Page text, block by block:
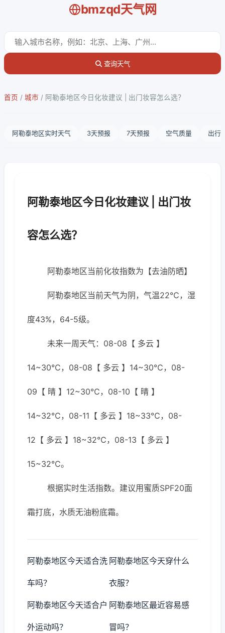
bmzqd天气网
查询天气
首页 / 城市 / 阿勒泰地区今日化妆建议 | 出门妆容怎么选？
阿勒泰地区实时天气 3天预报 7天预报 空气质量 出行
阿勒泰地区今日化妆建议 | 出门妆
容怎么选？
阿勒泰地区当前化妆指数为【去油防晒】
阿勒泰地区当前天气为阴，气温22℃，湿
度43%，64-5级。
未来一周天气：08-08【 多云 】
14~30℃，08-08【 多云 】14~30℃，08-
09【 晴 】12~30℃，08-10【 晴 】
14~32℃，08-11【 多云 】18~33℃，08-
12【 多云 】18~32℃，08-13【 多云 】
15~32℃。
根据实时生活指数。建议用蜜质SPF20面
霜打底，水质无油粉底霜。
阿勒泰地区今天适合洗
车吗？
阿勒泰地区今天穿什么
衣服？
阿勒泰地区今天适合户
外运动吗？
阿勒泰地区最近容易感
冒吗？